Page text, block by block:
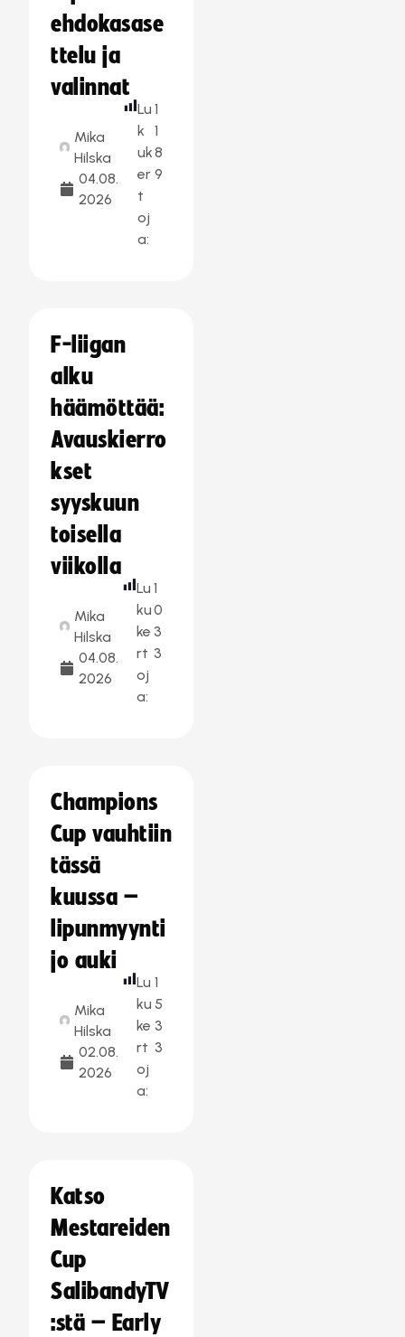
ehdokasase
ttelu ja
valinnat
Mika
Hilska
04.08.
2026
Lu
k
uk
er
t
oj
a:
1
1
8
9
F-liigan
alku
häämöttää:
Avauskierro
kset
syyskuun
toisella
viikolla
Mika
Hilska
04.08.
2026
Lu
ku
ke
rt
oj
a:
1
0
3
3
Champions
Cup vauhtiin
tässä
kuussa –
lipunmyynti
jo auki
Mika
Hilska
02.08.
2026
Lu
ku
ke
rt
oj
a:
1
5
3
3
Katso
Mestareiden
Cup
SalibandyTV
:stä – Early